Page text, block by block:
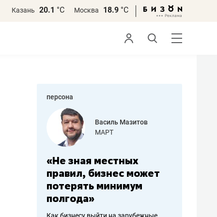
Казань 20.1 °С Москва 18.9 °С
персона
Василь Мазитов
МАРТ
«Не зная местных
правил, бизнес может
потерять минимум
полгода»